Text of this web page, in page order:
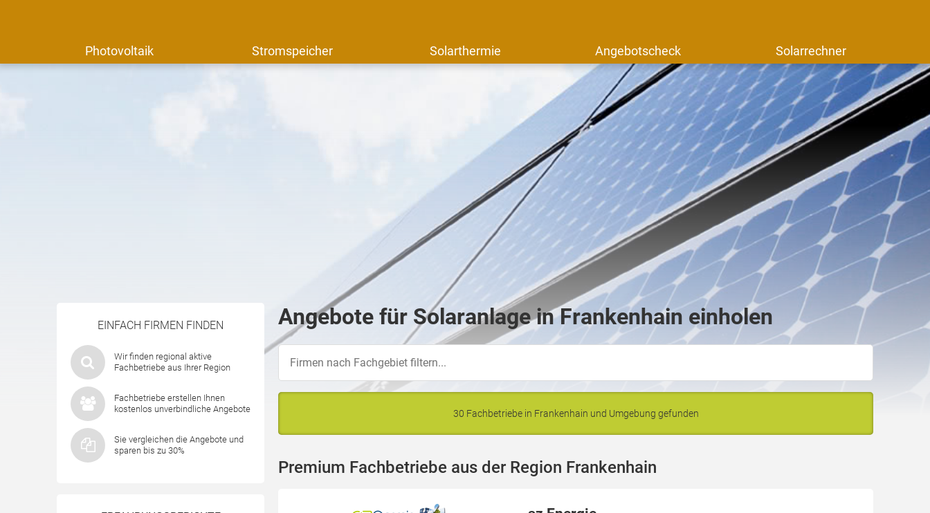
Photovoltaik Stromspeicher Solarthermie Angebotscheck Solarrechner
EINFACH FIRMEN FINDEN
Wir finden regional aktive
Fachbetriebe aus Ihrer Region
Fachbetriebe erstellen Ihnen
kostenlos unverbindliche Angebote
Sie vergleichen die Angebote und
sparen bis zu 30%
Angebote für Solaranlage in Frankenhain einholen
30 Fachbetriebe in Frankenhain und Umgebung gefunden
Premium Fachbetriebe aus der Region Frankenhain